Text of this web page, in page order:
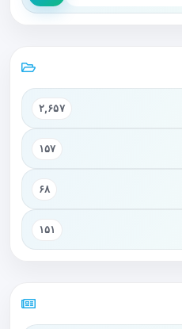
۲,۶۵۷
۱۵۷
۶۸
۱۵۱